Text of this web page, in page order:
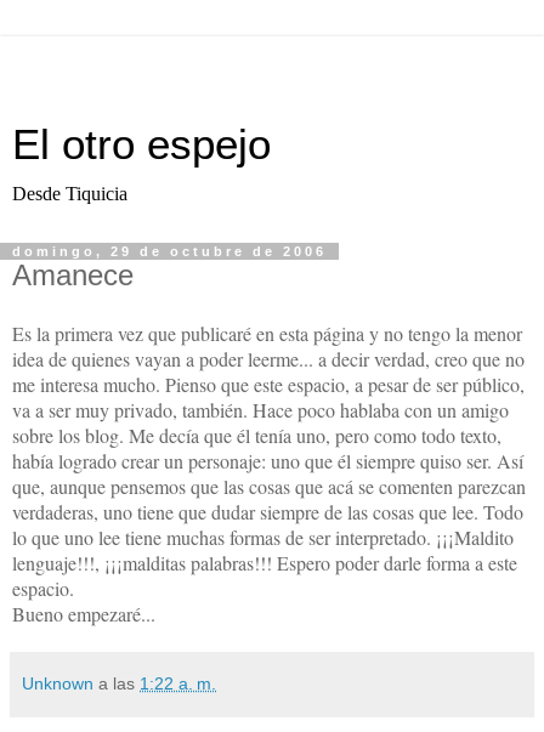
El otro espejo
Desde Tiquicia
domingo, 29 de octubre de 2006
Amanece
Es la primera vez que publicaré en esta página y no tengo la menor
idea de quienes vayan a poder leerme... a decir verdad, creo que no
me interesa mucho. Pienso que este espacio, a pesar de ser público,
va a ser muy privado, también. Hace poco hablaba con un amigo
sobre los blog. Me decía que él tenía uno, pero como todo texto,
había logrado crear un personaje: uno que él siempre quiso ser. Así
que, aunque pensemos que las cosas que acá se comenten parezcan
verdaderas, uno tiene que dudar siempre de las cosas que lee. Todo
lo que uno lee tiene muchas formas de ser interpretado. ¡¡¡Maldito
lenguaje!!!, ¡¡¡malditas palabras!!! Espero poder darle forma a este
espacio.
Bueno empezaré...
Unknown a las 1:22 a. m.